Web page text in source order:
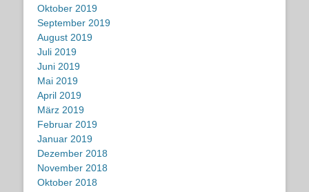
Oktober 2019
September 2019
August 2019
Juli 2019
Juni 2019
Mai 2019
April 2019
März 2019
Februar 2019
Januar 2019
Dezember 2018
November 2018
Oktober 2018